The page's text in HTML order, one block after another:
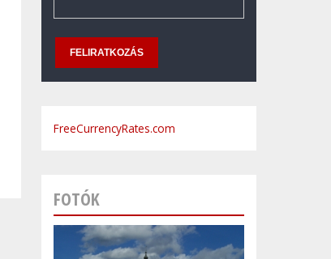
FreeCurrencyRates.com
FOTÓK